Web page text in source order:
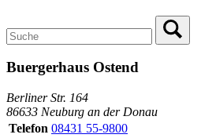
Buergerhaus Ostend
Berliner Str. 164
86633 Neuburg an der Donau
Telefon 08431 55-9800